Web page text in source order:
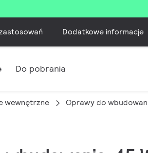
Dodatkowe informacje
Do pobrania
wewnętrzne Oprawy do